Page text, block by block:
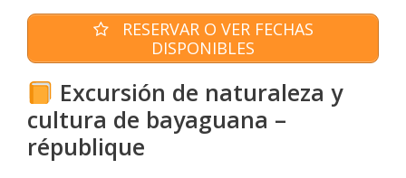
RESERVAR O VER FECHAS
DISPONIBLES
Excursión de naturaleza y
cultura de bayaguana –
république